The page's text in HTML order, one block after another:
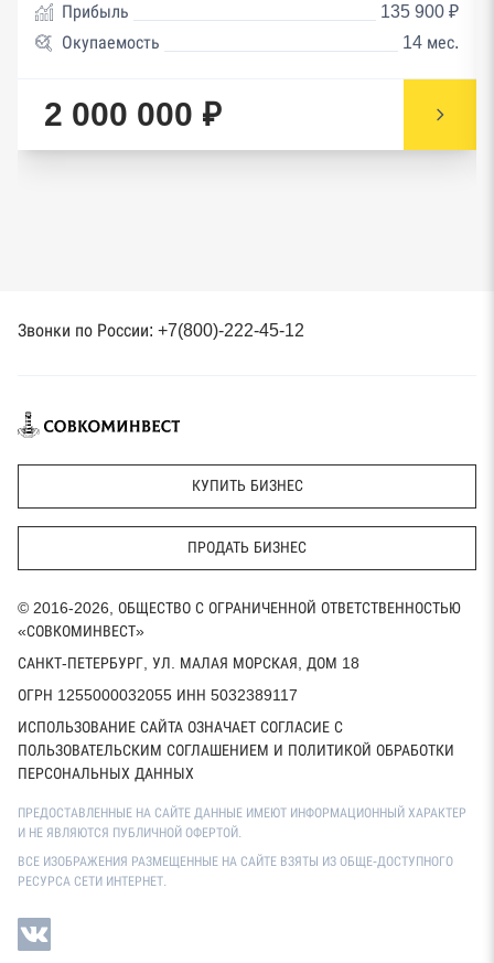
Прибыль
135 900 ₽
Окупаемость
14 мес.
2 000 000 ₽
Звонки по России: +7(800)-222-45-12
КУПИТЬ БИЗНЕС
ПРОДАТЬ БИЗНЕС
© 2016-2026, ОБЩЕСТВО С ОГРАНИЧЕННОЙ ОТВЕТСТВЕННОСТЬЮ
«СОВКОМИНВЕСТ»
САНКТ-ПЕТЕРБУРГ, УЛ. МАЛАЯ МОРСКАЯ, ДОМ 18
ОГРН 1255000032055 ИНН 5032389117
ИСПОЛЬЗОВАНИЕ САЙТА ОЗНАЧАЕТ СОГЛАСИЕ С
ПОЛЬЗОВАТЕЛЬСКИМ СОГЛАШЕНИЕМ И ПОЛИТИКОЙ ОБРАБОТКИ
ПЕРСОНАЛЬНЫХ ДАННЫХ
ПРЕДОСТАВЛЕННЫЕ НА САЙТЕ ДАННЫЕ ИМЕЮТ ИНФОРМАЦИОННЫЙ ХАРАКТЕР
И НЕ ЯВЛЯЮТСЯ ПУБЛИЧНОЙ ОФЕРТОЙ.
ВСЕ ИЗОБРАЖЕНИЯ РАЗМЕЩЕННЫЕ НА САЙТЕ ВЗЯТЫ ИЗ ОБЩЕ-ДОСТУПНОГО
РЕСУРСА СЕТИ ИНТЕРНЕТ.